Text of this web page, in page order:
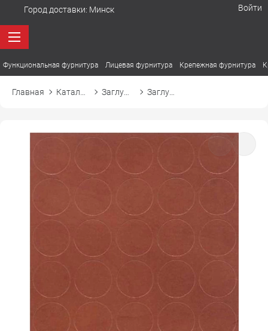
Город доставки: Минск Войти
Функциональная фурнитура Лицевая фурнитура Крепежная фурнитура
Главная